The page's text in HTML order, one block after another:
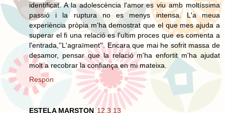
identificat. A la adolescència l'amor es viu amb moltíssima
passió i la ruptura no es menys intensa. L'a meua
experiència pròpia m'ha demostrat que el que mes ajuda a
superar el fi una relació es l'ultim proces que es comenta a
l'entrada,''L'agraïment''. Encara que mai he sofrit massa de
desamor, pensar que la relació m'ha enfortit m'ha ajudat
molt a recobrar la confiança en mi mateixa.
Respon
ESTELA MARSTON 12.3.13